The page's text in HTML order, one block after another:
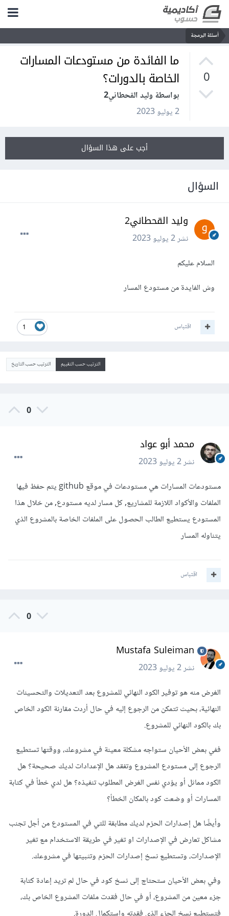
أسئلة البرمجة
0
ما الفائدة من مستودعات المسارات
الخاصة بالدورات؟
بواسطة وليد القحطاني2
2 يوليو 2023
أجب على هذا السؤال
السؤال
وليد القحطاني2
نشر2 يوليو 2023
السلام عليكم
وش الفايدة من مستودع المسار
1 اقتباس
الترتيب حسب التقييم الترتيب حسب التاريخ
0
محمد أبو عواد
نشر2 يوليو 2023
مستودعات المسارات هي مستودعات في موقع github يتم حفظ فيها
الملفات والأكواد اللازمة للمشاريع, كل مسار لديه مستودع, من خلال هذا
المستودع يستطيع الطالب الحصول على الملفات الخاصة بالمشروع الذي
يتناوله المسار
اقتباس
0
Mustafa Suleiman
نشر2 يوليو 2023
الغرض منه هو توفير الكود النهائي للمشروع بعد التعديلات والتحسينات
النهائية، بحيث تتمكن من الرجوع إليه في حال أردت مقارنة الكود الخاص
بك بالكود النهائي للمشروع.
ففي بعض الأحيان ستواجه مشكلة معينة في مشروعك، ووقتها تستطيع
الرجوع إلى مستودع المشروع وتفقد هل الإعدادات لديك صحيحة؟ هل
الكود مماثل أو يؤدي نفس الغرض المطلوب تنفيذه؟ هل لدي خطأ في كتابة
المسارات أو وضعت كود بالمكان الخطأ؟
وأيضًا هل إصدارات الحزم لديك مطابقة للتي في المستودع من أجل تجنب
مشاكل تعارض في الإصدارات او تغير في طريقة الاستخدام مع تغير
الإصدارات، وتستطيع نسخ إصدارات الحزم وتثبيتها في مشروعك.
وفي بعض الأحيان ستحتاج إلى نسخ كود في حال لم تريد إعادة كتابة
جزء معين من المشروع، أو في حال فقدت ملفات المشروع الخاص بك،